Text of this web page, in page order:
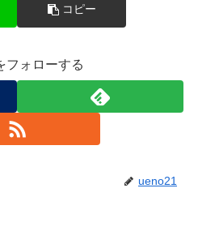
コピー
フォローする
ueno21